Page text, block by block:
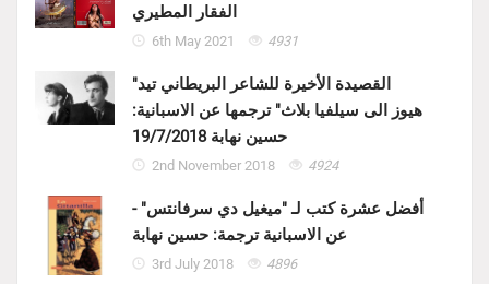
الفقار المطيري
6th May 2021 4931
"القصيدة الأخيرة للشاعر البريطاني تيد
هيوز الى سيلفيا بلاث" ترجمها عن الاسبانية:
حسين نهابة 19/7/2018
2nd November 2018 4924
أفضل عشرة كتب لـ "ميغيل دي سرفانتس" -
عن الاسبانية ترجمة: حسين نهابة
3rd July 2018 4896